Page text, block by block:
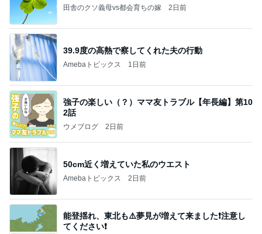
田舎のクソ義母vs都会育ちの嫁 2日前
39.9度の高熱で察してくれた夫の行動
Amebaトピックス 1日前
強子の楽しい（？）ママ友トラブル【年長編】第10
2話
ウメブログ 2日前
50cm近く増えていた私のウエスト
Amebaトピックス 2日前
能登揺れ、東北も⚠️夢見が増えて来ました❗️注意し
てください❗️